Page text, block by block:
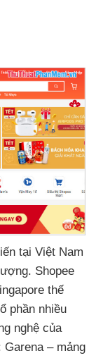
tại Việt Nam
. Shopee
thế
phần nhiều
nghệ của
Garena – mảng